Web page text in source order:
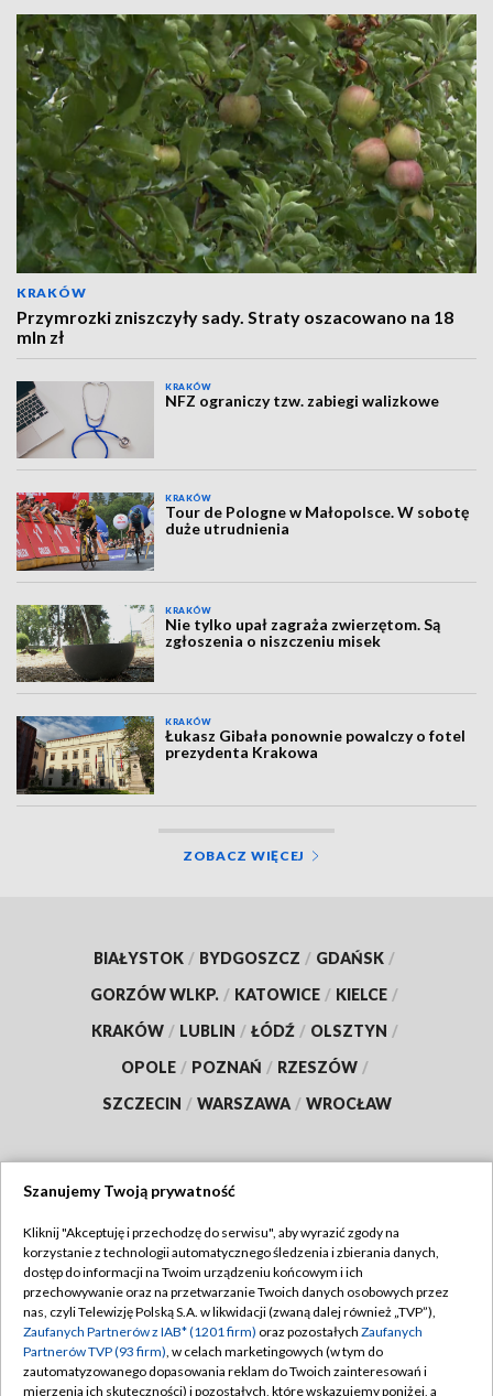
KRAKÓW
Przymrozki zniszczyły sady. Straty oszacowano na 18
mln zł
KRAKÓW
NFZ ograniczy tzw. zabiegi walizkowe
KRAKÓW
Tour de Pologne w Małopolsce. W sobotę
duże utrudnienia
KRAKÓW
Nie tylko upał zagraża zwierzętom. Są
zgłoszenia o niszczeniu misek
KRAKÓW
Łukasz Gibała ponownie powalczy o fotel
prezydenta Krakowa
ZOBACZ WIĘCEJ
BIAŁYSTOK / BYDGOSZCZ / GDAŃSK /
GORZÓW WLKP. / KATOWICE / KIELCE /
KRAKÓW / LUBLIN / ŁÓDŹ / OLSZTYN /
OPOLE / POZNAŃ / RZESZÓW /
SZCZECIN / WARSZAWA / WROCŁAW
TVP
Abonament TVP
Emisja w TVP
Centrum informacji TVP
Regulamin TVP
Polityka prywatności
Moje zgody
Szanujemy Twoją prywatność
Kliknij "Akceptuję i przechodzę do serwisu", aby wyrazić zgody na
korzystanie z technologii automatycznego śledzenia i zbierania danych,
dostęp do informacji na Twoim urządzeniu końcowym i ich
przechowywanie oraz na przetwarzanie Twoich danych osobowych przez
nas, czyli Telewizję Polską S.A. w likwidacji (zwaną dalej również „TVP”),
Zaufanych Partnerów z IAB* (1201 firm) oraz pozostałych Zaufanych
Partnerów TVP (93 firm), w celach marketingowych (w tym do
zautomatyzowanego dopasowania reklam do Twoich zainteresowań i
mierzenia ich skuteczności) i pozostałych, które wskazujemy poniżej, a